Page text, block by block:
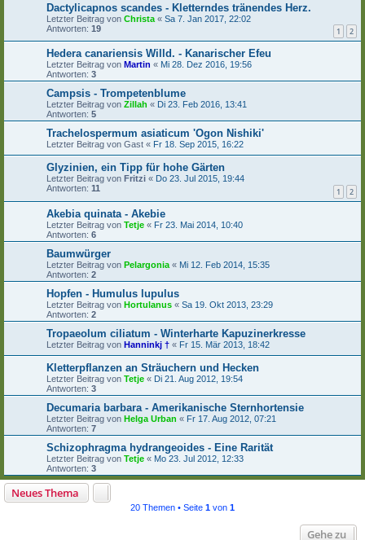
Dactylicapnos scandes - Kletterndes tränendes Herz.
Letzter Beitrag von Christa « Sa 7. Jan 2017, 22:02
Antworten: 19 1 2
Hedera canariensis Willd. - Kanarischer Efeu
Letzter Beitrag von Martin « Mi 28. Dez 2016, 19:56
Antworten: 3
Campsis - Trompetenblume
Letzter Beitrag von Zillah « Di 23. Feb 2016, 13:41
Antworten: 5
Trachelospermum asiaticum 'Ogon Nishiki'
Letzter Beitrag von Gast « Fr 18. Sep 2015, 16:22
Glyzinien, ein Tipp für hohe Gärten
Letzter Beitrag von Fritzi « Do 23. Jul 2015, 19:44
Antworten: 11 1 2
Akebia quinata - Akebie
Letzter Beitrag von Tetje « Fr 23. Mai 2014, 10:40
Antworten: 6
Baumwürger
Letzter Beitrag von Pelargonia « Mi 12. Feb 2014, 15:35
Antworten: 2
Hopfen - Humulus lupulus
Letzter Beitrag von Hortulanus « Sa 19. Okt 2013, 23:29
Antworten: 2
Tropaeolum ciliatum - Winterharte Kapuzinerkresse
Letzter Beitrag von Hanninkj † « Fr 15. Mär 2013, 18:42
Kletterpflanzen an Sträuchern und Hecken
Letzter Beitrag von Tetje « Di 21. Aug 2012, 19:54
Antworten: 3
Decumaria barbara - Amerikanische Sternhortensie
Letzter Beitrag von Helga Urban « Fr 17. Aug 2012, 07:21
Antworten: 7
Schizophragma hydrangeoides - Eine Rarität
Letzter Beitrag von Tetje « Mo 23. Jul 2012, 12:33
Antworten: 3
Neues Thema
20 Themen • Seite 1 von 1
Gehe zu